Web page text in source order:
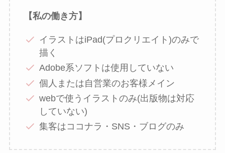
【私の働き方】
イラストはiPad(プロクリエイト)のみで
描く
Adobe系ソフトは使用していない
個人または自営業のお客様メイン
webで使うイラストのみ(出版物は対応
していない)
集客はココナラ・SNS・ブログのみ